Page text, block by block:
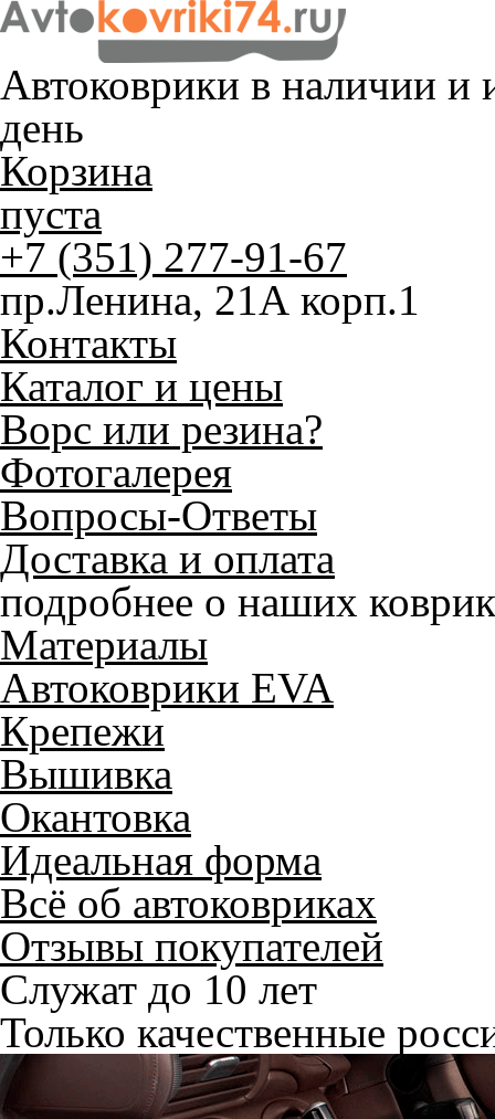
Автоковрики в наличии и
день
Корзина
пуста
+7 (351) 277-91-67
пр.Ленина, 21А корп.1
Контакты
Каталог и цены
Ворс или резина?
Фотогалерея
Вопросы-Ответы
Доставка и оплата
подробнее о наших
Материалы
Автоковрики EVA
Крепежи
Вышивка
Окантовка
Идеальная форма
Всё об автоковриках
Отзывы покупателей
Служат до 10 лет
Только качественные